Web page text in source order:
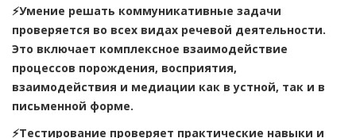
⚡Умение решать коммуникативные задачи
проверяется во всех видах речевой деятельности.
Это включает комплексное взаимодействие
процессов порождения, восприятия,
взаимодействия и медиации как в устной, так и в
письменной форме.
⚡Тестирование проверяет практические навыки и